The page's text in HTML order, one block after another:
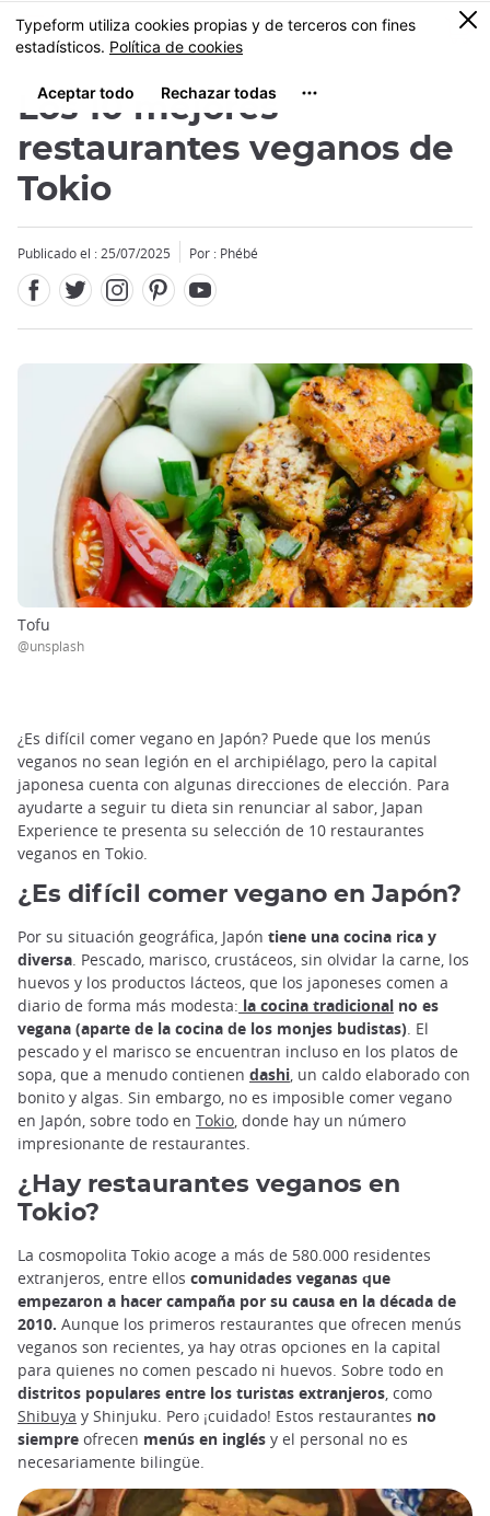
Tamaño
MENU
0
Los 10 mejores
restaurantes veganos de
Tokio
Publicado el : 25/07/2025 Por : Phébé
Tofu
@unsplash
¿Es difícil comer vegano en Japón? Puede que los menús
veganos no sean legión en el archipiélago, pero la capital
japonesa cuenta con algunas direcciones de elección. Para
ayudarte a seguir tu dieta sin renunciar al sabor, Japan
Experience te presenta su selección de 10 restaurantes
veganos en Tokio.
¿Es difícil comer vegano en Japón?
Por su situación geográfica, Japón tiene una cocina rica y
diversa . Pescado, marisco, crustáceos, sin olvidar la carne, los
huevos y los productos lácteos, que los japoneses comen a
diario de forma más modesta: la cocina tradicional no es
vegana (aparte de la cocina de los monjes budistas) . El
pescado y el marisco se encuentran incluso en los platos de
sopa, que a menudo contienen dashi , un caldo elaborado con
bonito y algas. Sin embargo, no es imposible comer vegano
en Japón, sobre todo en Tokio , donde hay un número
impresionante de restaurantes.
¿Hay restaurantes veganos en
Tokio?
La cosmopolita Tokio acoge a más de 580.000 residentes
extranjeros, entre ellos comunidades veganas que
empezaron a hacer campaña por su causa en la década de
2010. Aunque los primeros restaurantes que ofrecen menús
veganos son recientes, ya hay otras opciones en la capital
para quienes no comen pescado ni huevos. Sobre todo en
distritos populares entre los turistas extranjeros, como
Shibuya y Shinjuku. Pero ¡cuidado! Estos restaurantes no
siempre ofrecen menús en inglés y el personal no es
necesariamente bilingüe.